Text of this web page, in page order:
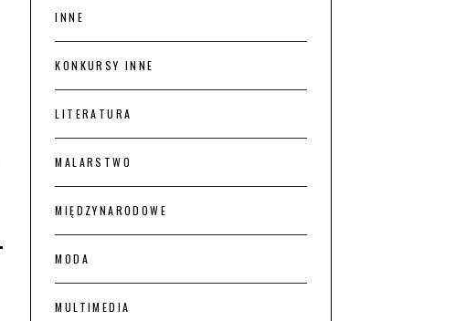
INNE
KONKURSY INNE
LITERATURA
MALARSTWO
MIĘDZYNARODOWE
MODA
MULTIMEDIA